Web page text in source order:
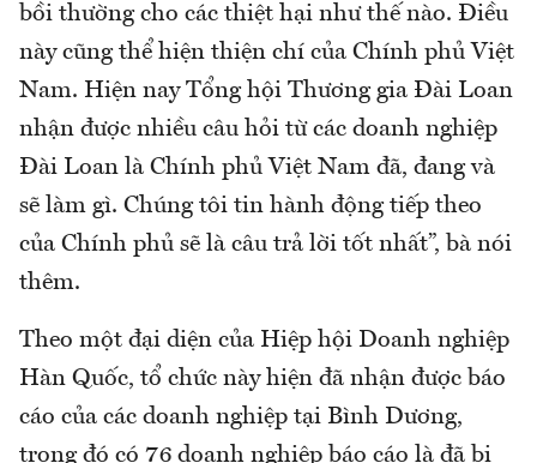
bồi thường cho các thiệt hại như thế nào. Điều
này cũng thể hiện thiện chí của Chính phủ Việt
Nam. Hiện nay Tổng hội Thương gia Đài Loan
nhận được nhiều câu hỏi từ các doanh nghiệp
Đài Loan là Chính phủ Việt Nam đã, đang và
sẽ làm gì. Chúng tôi tin hành động tiếp theo
của Chính phủ sẽ là câu trả lời tốt nhất”, bà nói
thêm.
Theo một đại diện của Hiệp hội Doanh nghiệp
Hàn Quốc, tổ chức này hiện đã nhận được báo
cáo của các doanh nghiệp tại Bình Dương,
trong đó có 76 doanh nghiệp báo cáo là đã bị